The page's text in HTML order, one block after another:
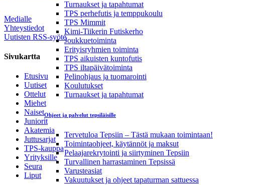
Turnaukset ja tapahtumat
TPS perhefutis ja temppukoulu
TPS Mimmit
Kimi-Tiikerin Futiskerho
Joukkuetoiminta
Erityisryhmien toiminta
TPS aikuisten kuntofutis
TPS iltapäivätoiminta
Pelinohjaus ja tuomarointi
Koulutukset
Turnaukset ja tapahtumat
Ohjeet ja palvelut tepsiläisille
Tervetuloa Tepsiin – Tästä mukaan toimintaan!
Toimintaohjeet, käytännöt ja maksut
Pelaajarekrytointi ja siirtyminen Tepsiin
Turvallinen harrastaminen Tepsissä
Varusteasiat
Vakuutukset ja ohjeet tapaturman sattuessa
Medialle
Yhteystiedot
Uutisten RSS-syöte
Sivukartta
Etusivu
Uutiset
Ottelut
Miehet
Naiset
Juniorit
Akatemia
Juttusarjat
TPS-kauppa
Yrityksille
Seura
Liput